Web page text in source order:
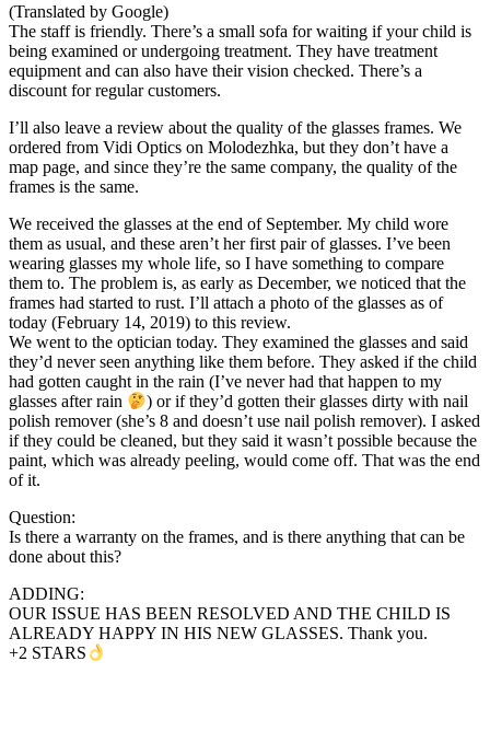
(Translated by Google)
The staff is friendly. There’s a small sofa for waiting if your child is
being examined or undergoing treatment. They have treatment
equipment and can also have their vision checked. There’s a
discount for regular customers.
I’ll also leave a review about the quality of the glasses frames. We
ordered from Vidi Optics on Molodezhka, but they don’t have a
map page, and since they’re the same company, the quality of the
frames is the same.
We received the glasses at the end of September. My child wore
them as usual, and these aren’t her first pair of glasses. I’ve been
wearing glasses my whole life, so I have something to compare
them to. The problem is, as early as December, we noticed that the
frames had started to rust. I’ll attach a photo of the glasses as of
today (February 14, 2019) to this review.
We went to the optician today. They examined the glasses and said
they’d never seen anything like them before. They asked if the child
had gotten caught in the rain (I’ve never had that happen to my
glasses after rain
) or if they’d gotten their glasses dirty with nail
polish remover (she’s 8 and doesn’t use nail polish remover). I asked
if they could be cleaned, but they said it wasn’t possible because the
paint, which was already peeling, would come off. That was the end
of it.
Question:
Is there a warranty on the frames, and is there anything that can be
done about this?
ADDING:
OUR ISSUE HAS BEEN RESOLVED AND THE CHILD IS
ALREADY HAPPY IN HIS NEW GLASSES. Thank you.
+2 STARS